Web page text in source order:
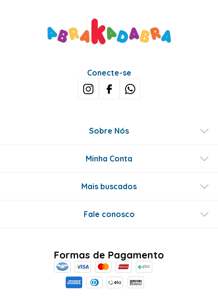
Conecte-se
Sobre Nós
Minha Conta
Mais buscados
Fale conosco
Formas de Pagamento